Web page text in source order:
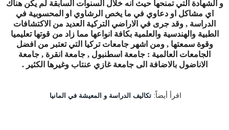
و الشهادة التي تمنحها حيث انه خلال السنوات السابقة لم يكن هناك
اي مشاكل او دعاوي في ما يخص الرشاوي او المحسوبية في
الدراسة , وقد جرى في الاراضي التركية العديد من الاكتشافات
الطبية والهندسية والعلمية بكافة انواعها مما زاد من قوتها تعليميا
وقوة سمعتها , ومن اشهر جامعات تركيا التي تعتبر من افضل
الجامعات العالمية : جامعة اسطنبول , جامعة انقرة , جامعة
الاناضول بالاضافة الى جامعة غازي عنتاب وغيرها الكثير .
اقرأ أيضاً: تكاليف الدراسة و المعيشة في المانيا